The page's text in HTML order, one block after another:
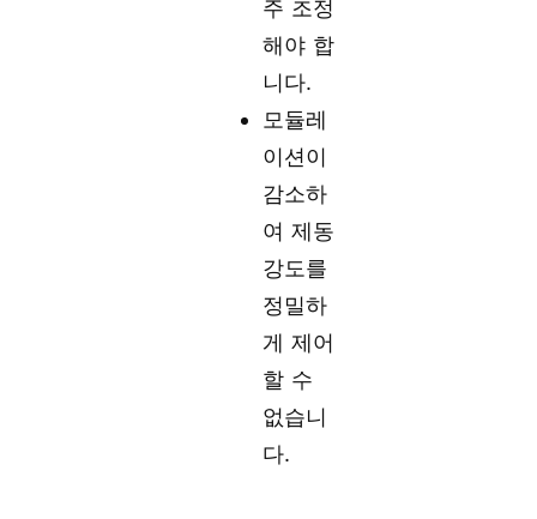
주 조정
해야 합
니다.
모듈레
이션이
감소하
여 제동
강도를
정밀하
게 제어
할 수
없습니
다.